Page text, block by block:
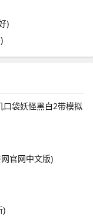
)
口袋妖怪黑白2带模拟
官网中文版)
)